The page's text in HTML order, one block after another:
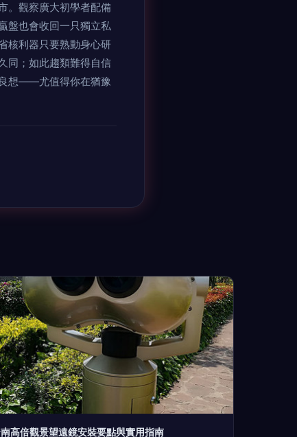
。觀察廣大初學者配備
盤也會收回一只獨立私
核利器只要熟動身心研
同；如此趨類難得自信
良想——尤值得你在猶豫
高倍觀景望遠鏡安裝要點與實用指南